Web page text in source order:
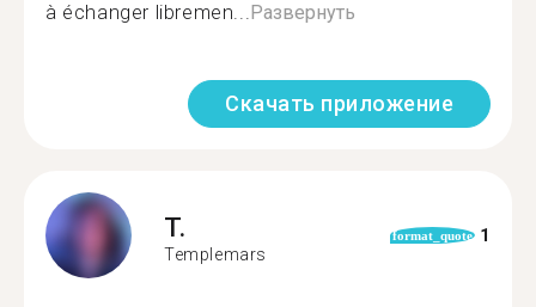
à échanger libremen...Развернуть
Скачать приложение
T.
Templemars
format_quote 1